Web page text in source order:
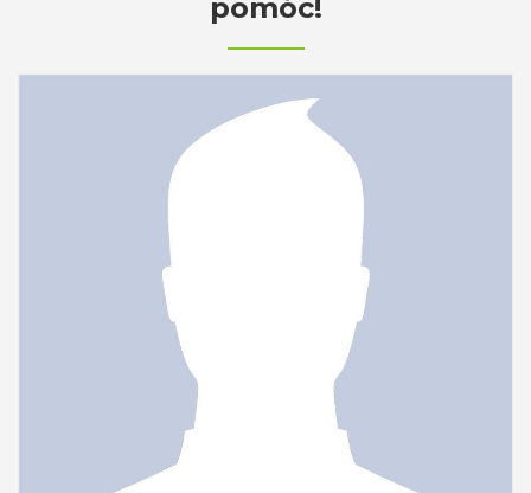
pomóc!